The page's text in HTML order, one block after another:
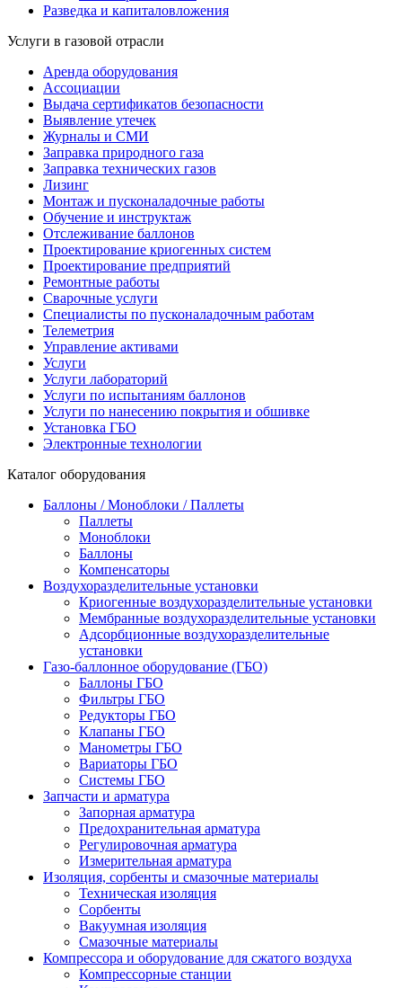
Разведка и капиталовложения
Услуги в газовой отрасли
Аренда оборудования
Ассоциации
Выдача сертификатов безопасности
Выявление утечек
Журналы и СМИ
Заправка природного газа
Заправка технических газов
Лизинг
Монтаж и пусконаладочные работы
Обучение и инструктаж
Отслеживание баллонов
Проектирование криогенных систем
Проектирование предприятий
Ремонтные работы
Сварочные услуги
Специалисты по пусконаладочным работам
Телеметрия
Управление активами
Услуги
Услуги лабораторий
Услуги по испытаниям баллонов
Услуги по нанесению покрытия и обшивке
Установка ГБО
Электронные технологии
Каталог оборудования
Баллоны / Моноблоки / Паллеты
Паллеты
Моноблоки
Баллоны
Компенсаторы
Воздухоразделительные установки
Криогенные воздухоразделительные установки
Мембранные воздухоразделительные установки
Адсорбционные воздухоразделительные
установки
Газо-баллонное оборудование (ГБО)
Баллоны ГБО
Фильтры ГБО
Редукторы ГБО
Клапаны ГБО
Манометры ГБО
Вариаторы ГБО
Системы ГБО
Запчасти и арматура
Запорная арматура
Предохранительная арматура
Регулировочная арматура
Измерительная арматура
Изоляция, сорбенты и смазочные материалы
Техническая изоляция
Сорбенты
Вакуумная изоляция
Смазочные материалы
Компрессора и оборудование для сжатого воздуха
Компрессорные станции